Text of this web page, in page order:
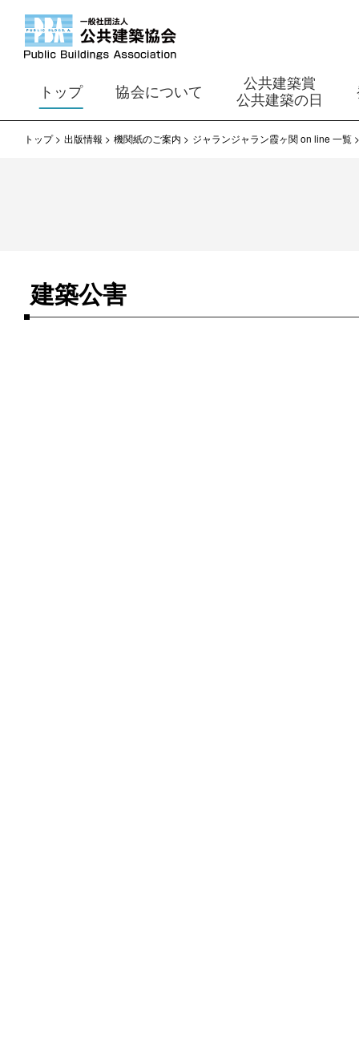
トップ 協会について
公共建築賞
公共建築の日
トップ 出版情報 機関紙のご案内 ジャランジャラン霞ヶ関 on line 一覧
建築公害